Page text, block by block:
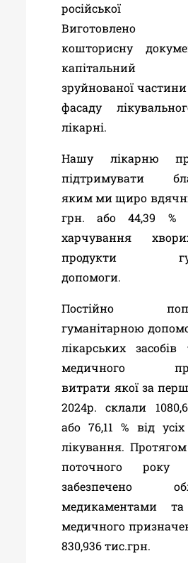
російської
Виготовлено
кошторисну
капітальний
зруйнованої частини
фасаду
лікарні.
Нашу лікарню
підтримувати
яким ми щиро
грн. або 44,39 %
харчування
продукти
допомоги.
Постійно
гуманітарною
лікарських
медичного
витрати якої за
2024р. склали
або 76,11 % від
лікування.
поточного року
забезпечено
медикаментами
медичного
830,936 тис.грн.